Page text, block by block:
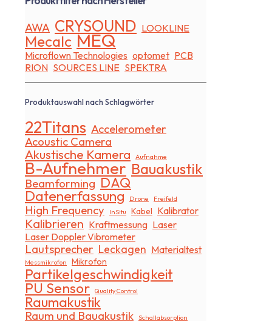
AWA CRYSOUND LOOKLINE
Mecalc MEQ
Microflown Technologies optomet PCB
RION SOURCES LINE SPEKTRA
Produktauswahl nach Schlagwörter
22Titans Accelerometer
Acoustic Camera
Akustische Kamera Aufnahme
B-Aufnehmer Bauakustik
Beamforming DAQ
Datenerfassung Drone Freifeld
High Frequency InSitu Kabel Kalibrator
Kalibrieren Kraftmessung Laser
Laser Doppler Vibrometer
Lautsprecher Leckagen Materialtest
Messmikrofon Mikrofon
Partikelgeschwindigkeit
PU Sensor Quality Control
Raumakustik
Raum und Bauakustik Schallabsorption